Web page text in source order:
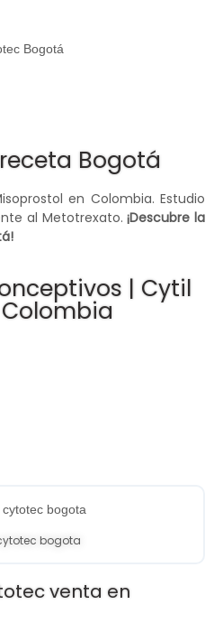
Bogotá
en Colombia. Estudio
al Metotrexato.¡Descubre la
| Cytil
bogota
venta en